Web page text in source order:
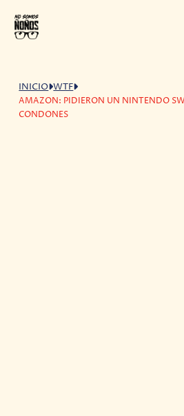
INICIO WTF
AMAZON: PIDIERON UN NINTENDO
CONDONES